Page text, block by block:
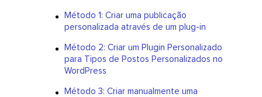
Método 1: Criar uma publicação
personalizada através de um plug-in
Método 2: Criar um Plugin Personalizado
para Tipos de Postos Personalizados no
WordPress
Método 3: Criar manualmente uma